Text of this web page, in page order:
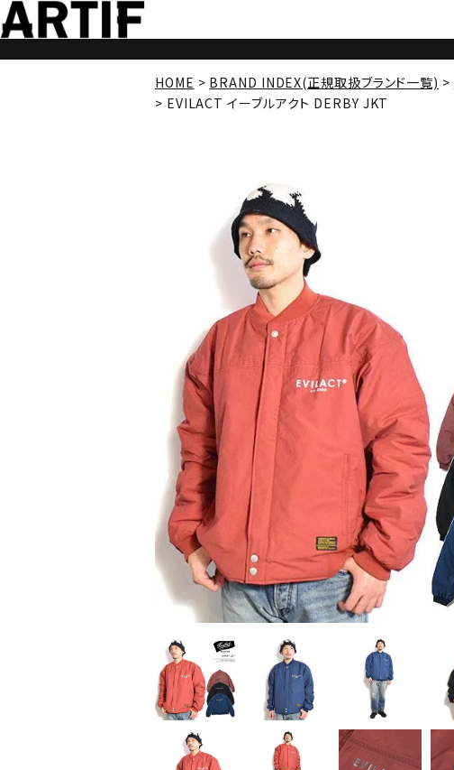
HOME
BRAND INDEX(正規取扱ブランド一覧)
EVILACT イーブルアクト DERBY JKT